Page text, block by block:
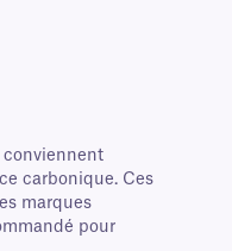
conviennent
carbonique. Ces
marques
pour